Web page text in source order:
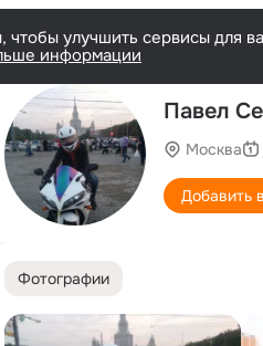
улучшить сервисы для
информации
Павел
Москва
Добавить
Фотографии